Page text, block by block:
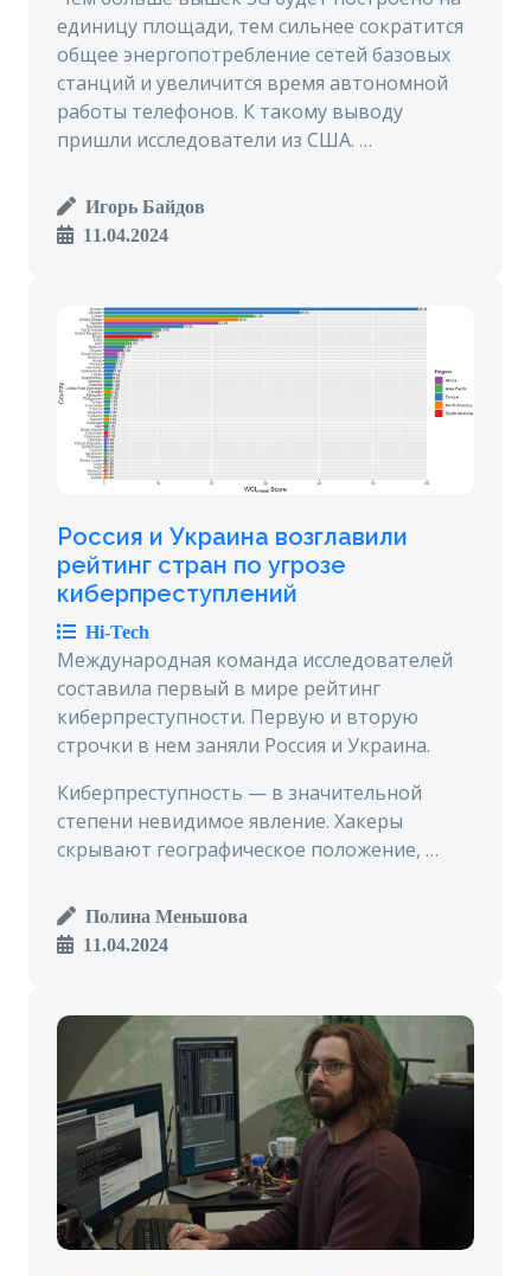
единицу площади, тем сильнее сократится
общее энергопотребление сетей базовых
станций и увеличится время автономной
работы телефонов. К такому выводу
пришли исследователи из США. …
Игорь Байдов
11.04.2024
Россия и Украина возглавили
рейтинг стран по угрозе
киберпреступлений
Hi-Tech
Международная команда исследователей
составила первый в мире рейтинг
киберпреступности. Первую и вторую
строчки в нем заняли Россия и Украина.
Киберпреступность — в значительной
степени невидимое явление. Хакеры
скрывают географическое положение, …
Полина Меньшова
11.04.2024